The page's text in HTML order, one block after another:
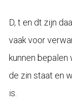
D, t en dt zijn
vaak voor
kunnen
de zin staat en
is.